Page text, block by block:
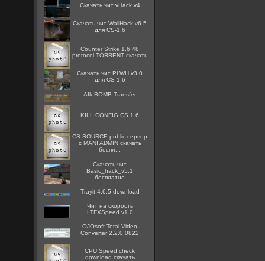
Скачать чит vHack v4
Скачать чит WallHack v6.5
для CS-1.6
Counter Strike 1.6 48
protocol TORRENT скачать
Скачать чит PLWH v3.0
для CS-1.6
Afk BOMB Transfer
KILL CONFIG CS 1.6
CS:SOURCE public сервер
с MANI ADMIN скачать
беспл...
Скачать чит
Basic_hack_v5.1
бесплатно
Trayit 4.6.5 download
Чит на скорость
LTFXSpeed v1.0
OJOsoft Total Video
Converter 2.2.0.0822
CPU Speed check
download скачать